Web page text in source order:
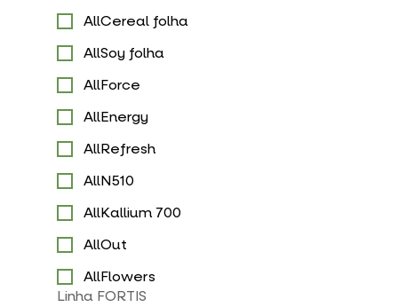
AllCereal folha
AllSoy folha
AllForce
AllEnergy
AllRefresh
AllN510
AllKallium 700
AllOut
AllFlowers
Linha FORTIS